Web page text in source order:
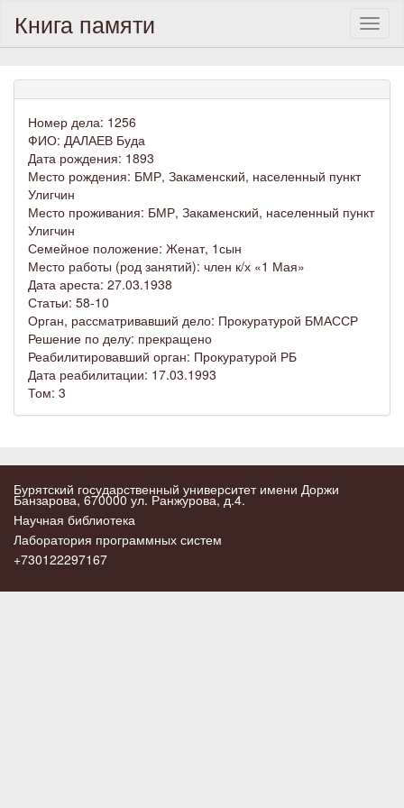
Книга памяти
Номер дела: 1256
ФИО: ДАЛАЕВ Буда
Дата рождения: 1893
Место рождения: БМР, Закаменский, населенный пункт
Улигчин
Место проживания: БМР, Закаменский, населенный пункт
Улигчин
Семейное положение: Женат, 1сын
Место работы (род занятий): член к/х «1 Мая»
Дата ареста: 27.03.1938
Статьи: 58-10
Орган, рассматривавший дело: Прокуратурой БМАССР
Решение по делу: прекращено
Реабилитировавший орган: Прокуратурой РБ
Дата реабилитации: 17.03.1993
Том: 3
Бурятский государственный университет имени Доржи
Банзарова, 670000 ул. Ранжурова, д.4.
Научная библиотека
Лаборатория программных систем
+730122297167